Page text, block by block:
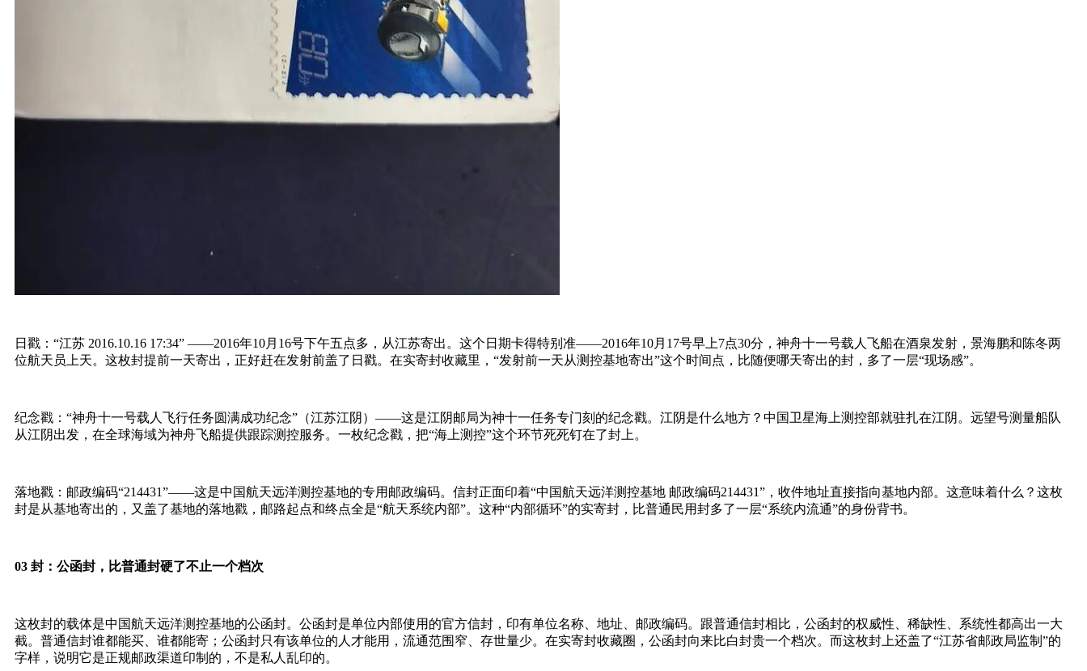
日戳：“江苏 2016.10.16 17:34” ——2016年10月16号下午五点多，从江苏寄出。这个日期卡得特别准——2016年10月17号早上7点30分，神舟十一号载人飞船在酒泉发射， 景海鹏和陈冬两
位航天员上天。这枚封提前一天寄出，正好赶在发射前盖了日戳。在实寄封收藏里，“发射前一天从测控基地寄出”这个时间点，比随便哪天寄出的封，多了一层“现场感”。
纪念戳：“神舟十一号载人飞行任务圆满成功纪念”（江苏江阴）——这是江阴邮局为神十一任务专门刻的纪念戳。江阴是什么地方？中国卫星海上测控部就驻扎在江阴。 远望号测量船队
从江阴出发，在全球海域为神舟飞船提供跟踪测控服务。一枚纪念戳，把“海上测控”这个环节死死钉在了封上。
落地戳：邮政编码“214431”——这是中国航天远洋测控基地的专用邮政编码。信封正面印着“中国航天远洋测控基地 邮政编码214431”，收件地址直接指向基地内部。这意味着什么？这枚
封是从基地寄出的，又盖了基地的落地戳，邮路起点和终点全是“航天系统内部”。这种“内部循环”的实寄封，比普通民用封多了一层“系统内流通”的身份背书。
03 封：公函封，比普通封硬了不止一个档次
这枚封的载体是中国航天远洋测控基地的公函封。公函封是单位内部使用的官方信封，印有单位名称、地址、邮政编码。跟普通信封相比，公函封的权威性、稀缺性、系统性都高出一大
截。普通信封谁都能买、谁都能寄；公函封只有该单位的人才能用，流通范围窄、存世量少。在实寄封收藏圈，公函封向来比白封贵一个档次。而这枚封上还盖了“江苏省邮政局监制”的
字样，说明它是正规邮政渠道印制的，不是私人乱印的。